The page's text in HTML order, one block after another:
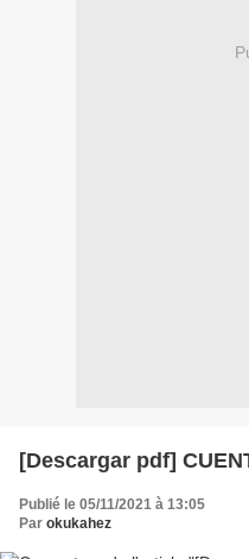
[Descargar pdf]
Publié le 05/11/2021 à 13:05
Par okukahez